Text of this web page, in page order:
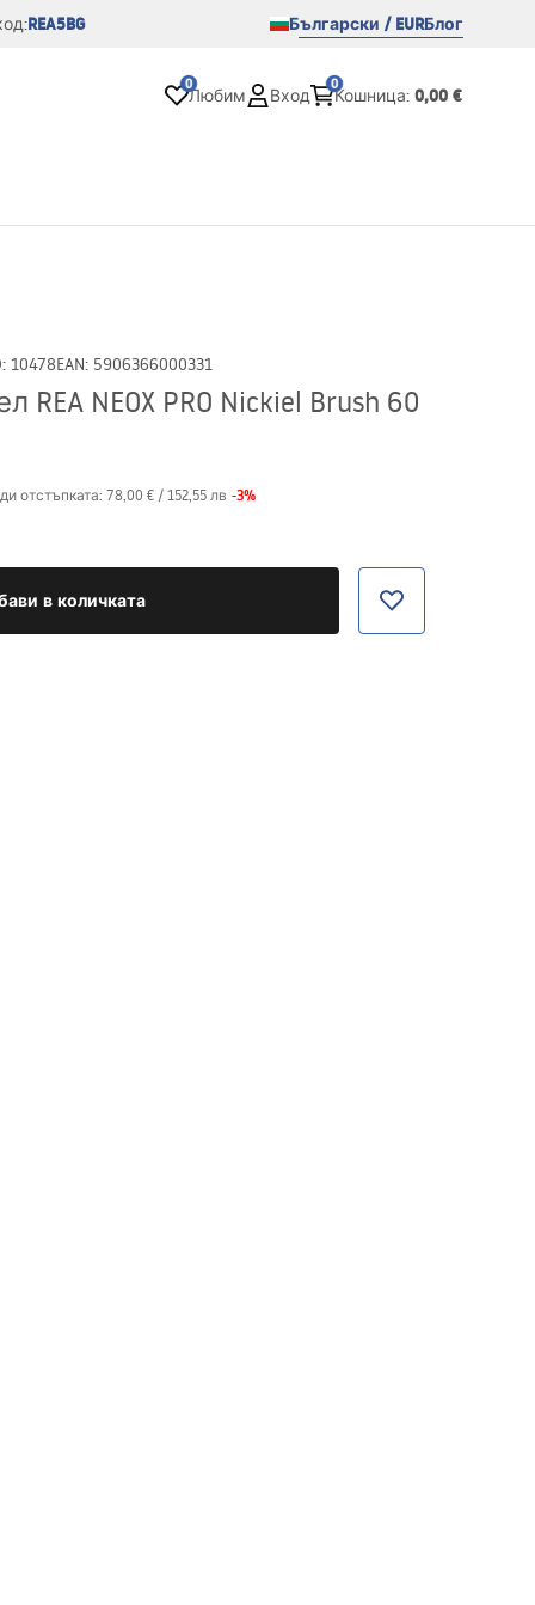
REA5BG Български / EURБлог
0
Любим Вход
0
Кошница: 0,00 €
: 10478EAN: 5906366000331
NEOX PRO Nickiel Brush 60
отстъпката: 78,00 € / 152,55 лв -3%
в количката